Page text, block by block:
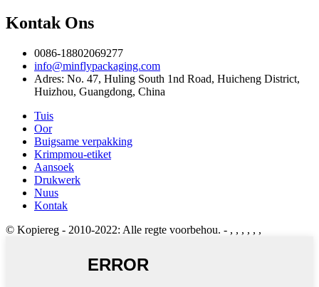
Kontak Ons
0086-18802069277
info@minflypackaging.com
Adres: No. 47, Huling South 1nd Road, Huicheng District,
Huizhou, Guangdong, China
Tuis
Oor
Buigsame verpakking
Krimpmou-etiket
Aansoek
Drukwerk
Nuus
Kontak
© Kopiereg - 2010-2022: Alle regte voorbehou. - , , , , , ,